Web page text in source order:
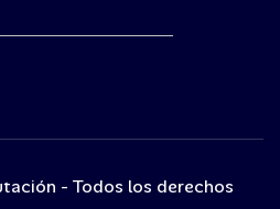
- Todos los derechos